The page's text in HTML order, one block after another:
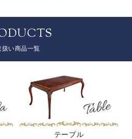
扱い商品一覧
テーブル